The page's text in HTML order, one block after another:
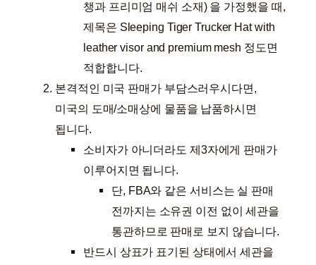
챙과 프리미엄 매쉬 소재) 을 가정했을 때,
제목은 Sleeping Tiger Trucker Hat with
leather visor and premium mesh 정도면
적합합니다.
본격적인 미국 판매가 부담스러우시다면,
미국의 도매/소매상에 물품을 납품하시면
됩니다.
소비자가 아니더라도 제3자에게 판매가
이루어지면 됩니다.
단, FBA와 같은 서비스는 실 판매
전까지는 소유권 이전 없이 세관을
통관하므로 판매로 보지 않습니다.
반드시 상표가 표기된 상태에서 세관을